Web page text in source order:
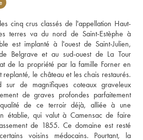
cinq crus classés de l'appellation Haut-
terres va du nord de Saint-Estèphe à
est implanté à l'ouest de Saint-Julien,
Belgrave et au sud-ouest de La Tour
de la propriété par la famille Forner en
le château et les chais restaurés.
sur de magnifiques coteaux graveleux
de graves profondes parfaitement
de ce terroir déjà, alliée à une
établie, qui valut à Camensac de faire
de 1855. Ce domaine est resté
voisins médocains. Pourtant, la